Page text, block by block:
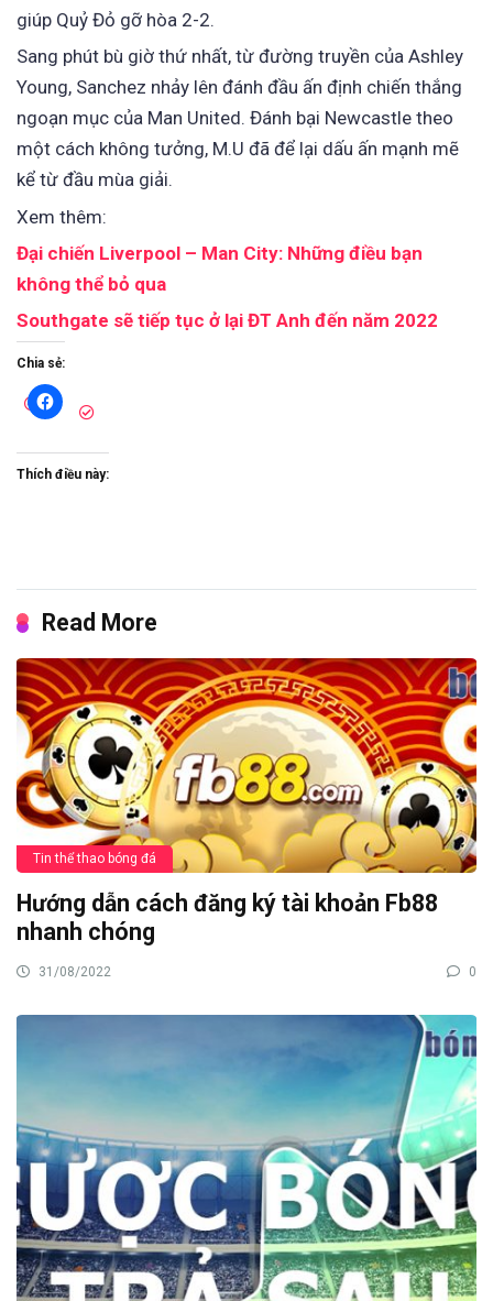
giúp Quỷ Đỏ gỡ hòa 2-2.
Sang phút bù giờ thứ nhất, từ đường truyền của Ashley
Young, Sanchez nhảy lên đánh đầu ấn định chiến thắng
ngoạn mục của Man United. Đánh bại Newcastle theo
một cách không tưởng, M.U đã để lại dấu ấn mạnh mẽ
kể từ đầu mùa giải.
Xem thêm:
Đại chiến Liverpool – Man City: Những điều bạn
không thể bỏ qua
Southgate sẽ tiếp tục ở lại ĐT Anh đến năm 2022
Chia sẻ:
Thích điều này:
Read More
Tin thể thao bóng đá
Hướng dẫn cách đăng ký tài khoản Fb88
nhanh chóng
31/08/2022 0